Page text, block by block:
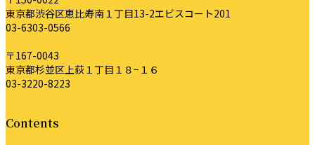
東京都渋谷区恵比寿南１丁目13-2エビスコート201
03-6303-0566
〒167-0043
東京都杉並区上荻１丁目１８−１６
03-3220-8223
Contents